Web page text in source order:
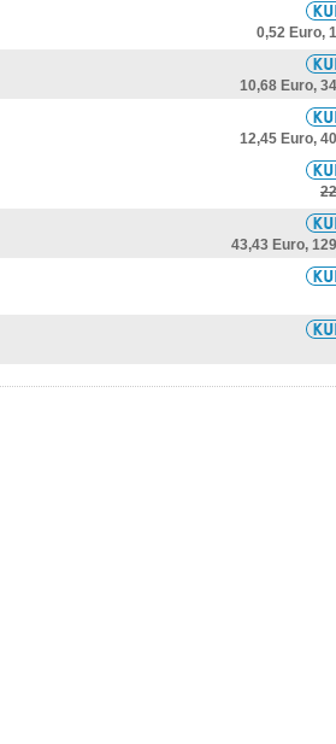
0,52 Euro,
10,68 Euro,
12,45 Euro,
43,43 Euro,